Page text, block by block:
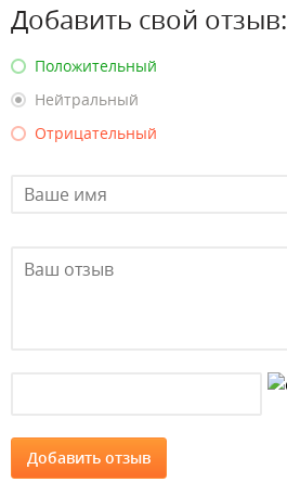
Добавить свой отзыв:
Положительный
Нейтральный
Отрицательный